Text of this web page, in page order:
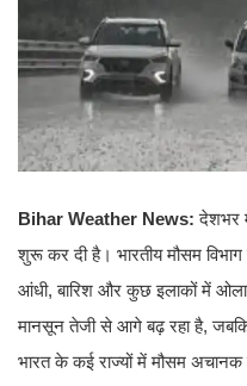
Bihar Weather News:देशभर
शुरू कर दी है। भारतीय मौसम
आंधी, बारिश और कुछ इलाकों में
मानसून तेजी से आगे बढ़ रहा है, जबकि
भारत के कई राज्यों में मौसम